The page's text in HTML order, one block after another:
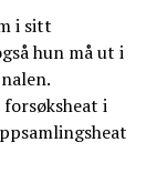
i sitt
hun må ut i
i